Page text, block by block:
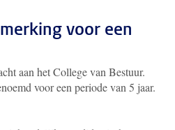
voor een
aan het College van Bestuur.
voor een periode van 5 jaar.